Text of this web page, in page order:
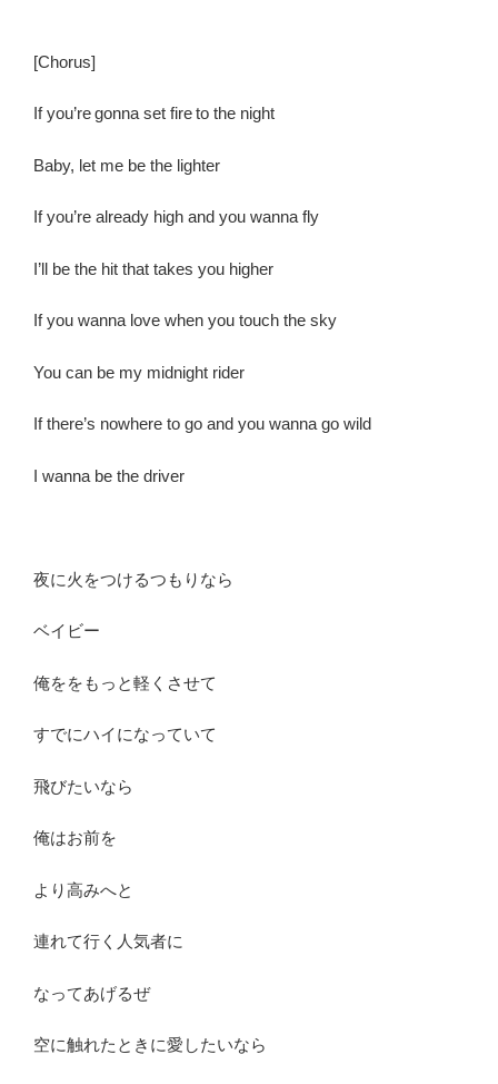
[Chorus]
If you’re gonna set fire to the night
Baby, let me be the lighter
If you’re already high and you wanna fly
I’ll be the hit that takes you higher
If you wanna love when you touch the sky
You can be my midnight rider
If there’s nowhere to go and you wanna go wild
I wanna be the driver
夜に火をつけるつもりなら
ベイビー
俺ををもっと軽くさせて
すでにハイになっていて
飛びたいなら
俺はお前を
より高みへと
連れて行く人気者に
なってあげるぜ
空に触れたときに愛したいなら